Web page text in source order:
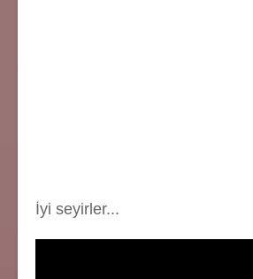
İyi seyirler...